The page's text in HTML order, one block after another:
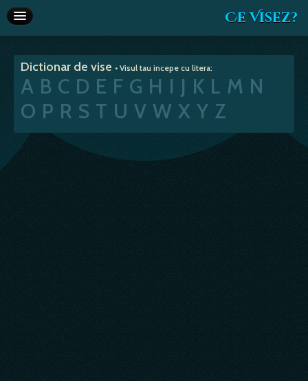
Ce Visez?
Interpretare vise
Articole
Va recomandam
Dictionar de vise • Visul tau incepe cu litera:
A B C D E F G H I J K L M N
O P R S T U V W X Y Z